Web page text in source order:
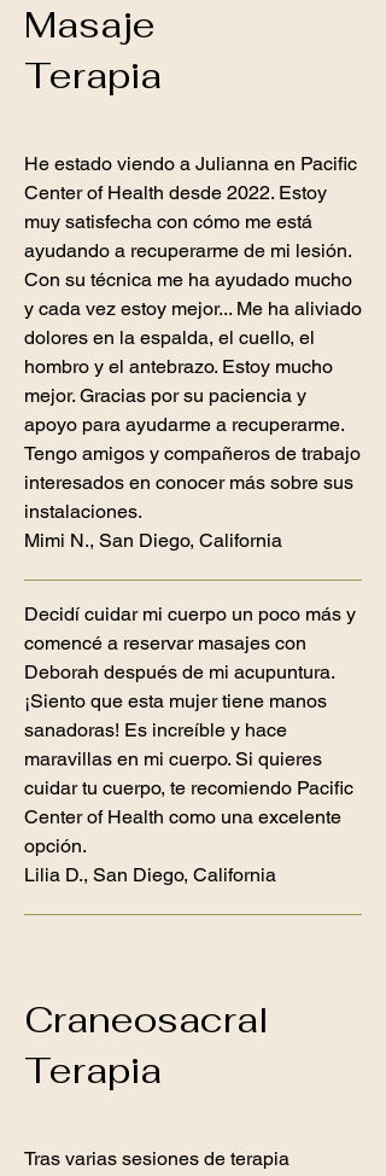
Masaje
Terapia
He estado viendo a Julianna en Pacific
Center of Health desde 2022. Estoy
muy satisfecha con cómo me está
ayudando a recuperarme de mi lesión.
Con su técnica me ha ayudado mucho
y cada vez estoy mejor... Me ha aliviado
dolores en la espalda, el cuello, el
hombro y el antebrazo. Estoy mucho
mejor. Gracias por su paciencia y
apoyo para ayudarme a recuperarme.
Tengo amigos y compañeros de trabajo
interesados en conocer más sobre sus
instalaciones.
Mimi N., San Diego, California
Decidí cuidar mi cuerpo un poco más y
comencé a reservar masajes con
Deborah después de mi acupuntura.
¡Siento que esta mujer tiene manos
sanadoras! Es increíble y hace
maravillas en mi cuerpo. Si quieres
cuidar tu cuerpo, te recomiendo Pacific
Center of Health como una excelente
opción.
Lilia D., San Diego, California
Craneosacral
Terapia
Tras varias sesiones de terapia